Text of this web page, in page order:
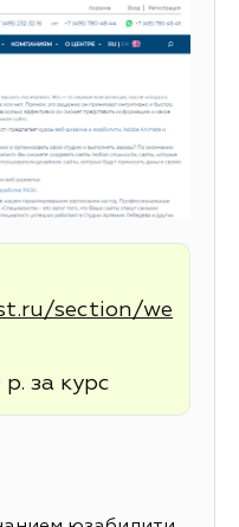
section/we
за курс